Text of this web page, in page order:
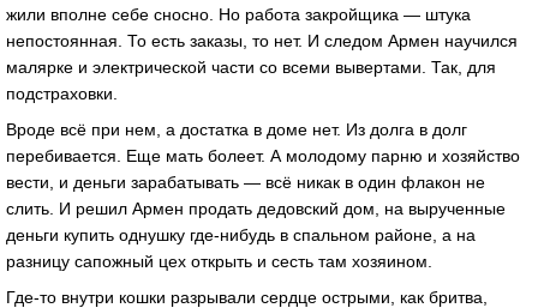
жили вполне себе сносно. Но работа закройщика — штука
непостоянная. То есть заказы, то нет. И следом Армен научился
малярке и электрической части со всеми вывертами. Так, для
подстраховки.
Вроде всё при нем, а достатка в доме нет. Из долга в долг
перебивается. Еще мать болеет. А молодому парню и хозяйство
вести, и деньги зарабатывать — всё никак в один флакон не
слить. И решил Армен продать дедовский дом, на вырученные
деньги купить однушку где-нибудь в спальном районе, а на
разницу сапожный цех открыть и сесть там хозяином.
Где-то внутри кошки разрывали сердце острыми, как бритва,